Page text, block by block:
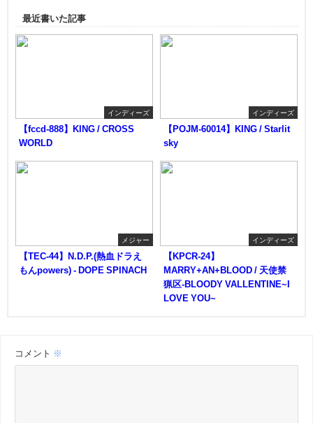
最近書いた記事
インディーズ
【fccd-888】KING / CROSS
WORLD
インディーズ
【POJM-60014】KING / Starlit
sky
メジャー
【TEC-44】N.D.P.(熱血ドラえ
もんpowers) - DOPE SPINACH
インディーズ
【KPCR-24】
MARRY+AN+BLOOD / 天使禁
猟区-BLOODY VALLENTINE~I
LOVE YOU~
コメント ※